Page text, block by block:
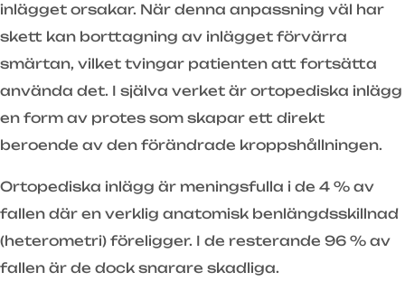
inlägget orsakar. När denna anpassning väl har
skett kan borttagning av inlägget förvärra
smärtan, vilket tvingar patienten att fortsätta
använda det. I själva verket är ortopediska inlägg
en form av protes som skapar ett direkt
beroende av den förändrade kroppshållningen.
Ortopediska inlägg är meningsfulla i de 4 % av
fallen där en verklig anatomisk benlängdsskillnad
(heterometri) föreligger. I de resterande 96 % av
fallen är de dock snarare skadliga.